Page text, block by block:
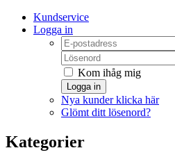
Kundservice
Logga in
Kom ihåg mig
Logga in
Nya kunder klicka här
Glömt ditt lösenord?
Kategorier